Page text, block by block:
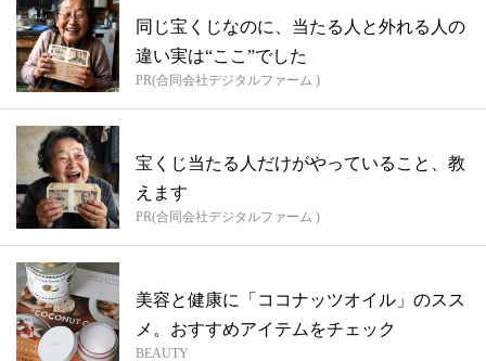
同じ宝くじなのに、当たる人と外れる人の
違い実は“ここ”でした
PR(合同会社デジタルファーム )
宝くじ当たる人だけがやっていること、教
えます
PR(合同会社デジタルファーム )
美容と健康に「ココナッツオイル」のスス
メ。おすすめアイテムをチェック
BEAUTY